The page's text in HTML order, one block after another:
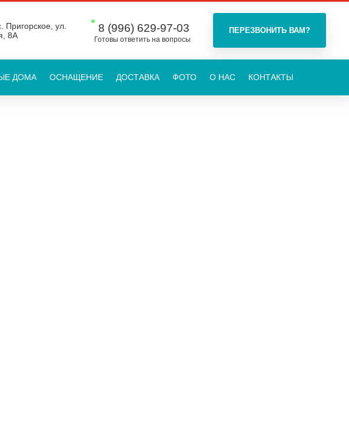
Пригорское, ул.
8А
8 (996) 629-97-03
Готовы ответить на вопросы
ДОМА ОСНАЩЕНИЕ ДОСТАВКА ФОТО О НАС КОНТАКТЫ